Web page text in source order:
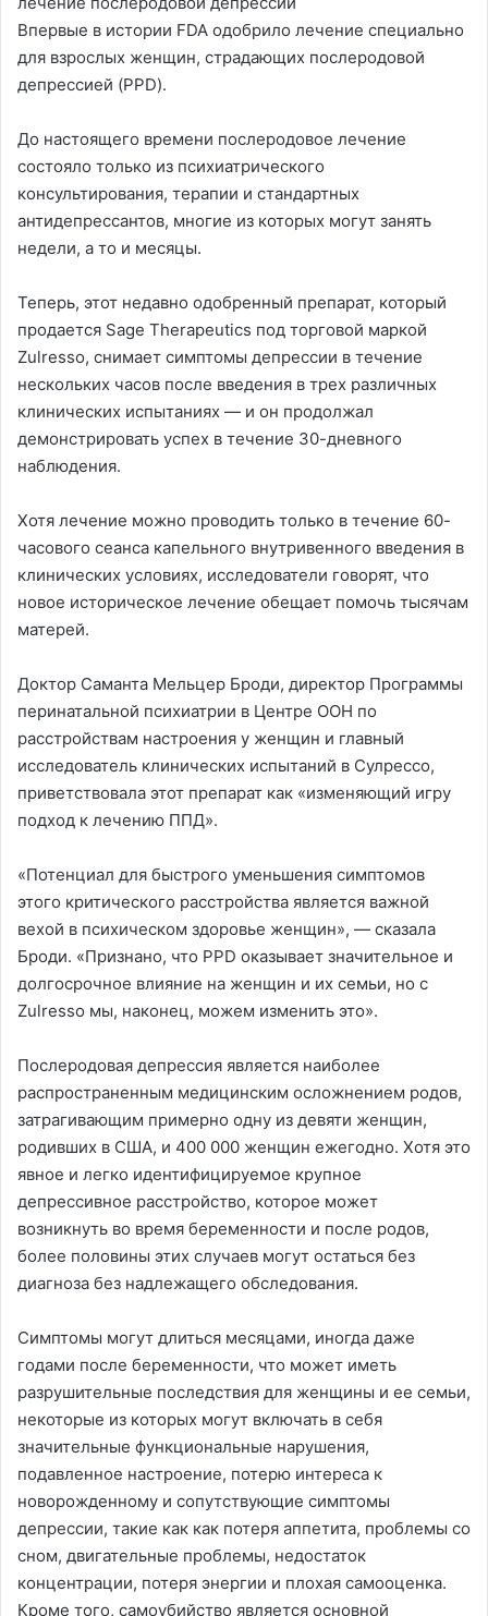
Впервые в истории FDA одобрило лечение специально
для взрослых женщин, страдающих послеродовой
депрессией (PPD).
До настоящего времени послеродовое лечение
состояло только из психиатрического
консультирования, терапии и стандартных
антидепрессантов, многие из которых могут занять
недели, а то и месяцы.
Теперь, этот недавно одобренный препарат, который
продается Sage Therapeutics под торговой маркой
Zulresso, снимает симптомы депрессии в течение
нескольких часов после введения в трех различных
клинических испытаниях — и он продолжал
демонстрировать успех в течение 30-дневного
наблюдения.
Хотя лечение можно проводить только в течение 60-
часового сеанса капельного внутривенного введения в
клинических условиях, исследователи говорят, что
новое историческое лечение обещает помочь тысячам
матерей.
Доктор Саманта Мельцер Броди, директор Программы
перинатальной психиатрии в Центре ООН по
расстройствам настроения у женщин и главный
исследователь клинических испытаний в Сулрессо,
приветствовала этот препарат как «изменяющий игру
подход к лечению ППД».
«Потенциал для быстрого уменьшения симптомов
этого критического расстройства является важной
вехой в психическом здоровье женщин», — сказала
Броди. «Признано, что PPD оказывает значительное и
долгосрочное влияние на женщин и их семьи, но с
Zulresso мы, наконец, можем изменить это».
Послеродовая депрессия является наиболее
распространенным медицинским осложнением родов,
затрагивающим примерно одну из девяти женщин,
родивших в США, и 400 000 женщин ежегодно. Хотя это
явное и легко идентифицируемое крупное
депрессивное расстройство, которое может
возникнуть во время беременности и после родов,
более половины этих случаев могут остаться без
диагноза без надлежащего обследования.
Симптомы могут длиться месяцами, иногда даже
годами после беременности, что может иметь
разрушительные последствия для женщины и ее семьи,
некоторые из которых могут включать в себя
значительные функциональные нарушения,
подавленное настроение, потерю интереса к
новорожденному и сопутствующие симптомы
депрессии, такие как как потеря аппетита, проблемы со
сном, двигательные проблемы, недостаток
концентрации, потеря энергии и плохая самооценка.
Кроме того, самоубийство является основной